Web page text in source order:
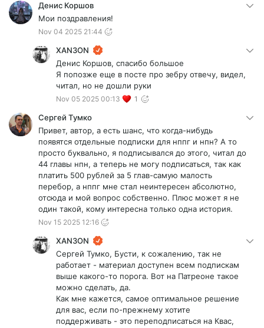
Денис Коршов
Мои поздравления!
Nov 04 2025 21:44
XAN3ON
Денис Коршов, спасибо большое
Я попозже еще в посте про зебру отвечу, видел,
читал, но не дошли руки
Nov 05 2025 00:13 1
Сергей Тумко
Привет, автор, а есть шанс, что когда-нибудь
появятся отдельные подписки для нппг и нпн? А то
просто буквально, я подписывался до этого, читал до
44 главы нпн, а теперь не могу подписаться, так как
платить 500 рублей за 5 глав-самую малость
перебор, а нппг мне стал неинтересен абсолютно,
отсюда и мой вопрос собственно. Плюс может я не
один такой, кому интересна только одна история.
Nov 15 2025 12:16
XAN3ON
Сергей Тумко, Бусти, к сожалению, так не
работает - материал доступен всем подпискам
выше какого-то порога. Вот на Патреоне такое
можно сделать, да.
Как мне кажется, самое оптимальное решение
для вас, если по-прежнему хотите
поддерживать - это переподписаться на Квас,